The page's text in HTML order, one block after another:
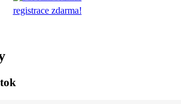
registrace zdarma!